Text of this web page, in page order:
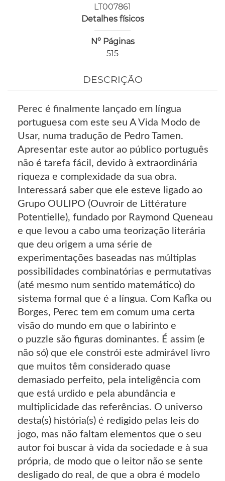
LT007861
Detalhes físicos
Nº Páginas
515
DESCRIÇÃO
Perec é finalmente lançado em língua
portuguesa com este seu A Vida Modo de
Usar, numa tradução de Pedro Tamen.
Apresentar este autor ao público português
não é tarefa fácil, devido à extraordinária
riqueza e complexidade da sua obra.
Interessará saber que ele esteve ligado ao
Grupo OULIPO (Ouvroir de Littérature
Potentielle), fundado por Raymond Queneau
e que levou a cabo uma teorização literária
que deu origem a uma série de
experimentações baseadas nas múltiplas
possibilidades combinatórias e permutativas
(até mesmo num sentido matemático) do
sistema formal que é a língua. Com Kafka ou
Borges, Perec tem em comum uma certa
visão do mundo em que o labirinto e
o puzzle são figuras dominantes. É assim (e
não só) que ele constrói este admirável livro
que muitos têm considerado quase
demasiado perfeito, pela inteligência com
que está urdido e pela abundância e
multiplicidade das referências. O universo
desta(s) história(s) é redigido pelas leis do
jogo, mas não faltam elementos que o seu
autor foi buscar à vida da sociedade e à sua
própria, de modo que o leitor não se sente
desligado do real, de que a obra é modelo